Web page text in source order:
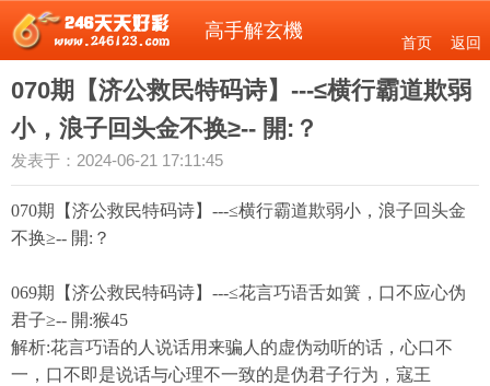
高手解玄機
首页 返回
070期【济公救民特码诗】---≤横行霸道欺弱
小，浪子回头金不换≥-- 開:？
发表于：2024-06-21 17:11:45
070期【济公救民特码诗】---≤横行霸道欺弱小，浪子回头金
不换≥-- 開:？
069期【济公救民特码诗】---≤花言巧语舌如簧，口不应心伪
君子≥-- 開:猴45
解析:花言巧语的人说话用来骗人的虚伪动听的话，心口不
一，口不即是说话与心理不一致的是伪君子行为，寇王